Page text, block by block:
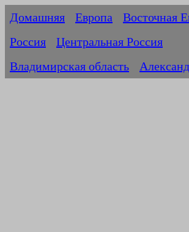
Домашняя Европа
Восточная
Россия
Центральная Россия
Владимирская область